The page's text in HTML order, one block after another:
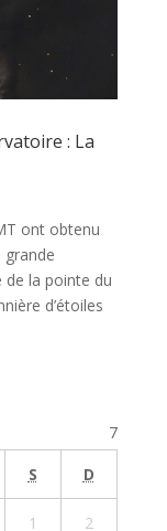
: La
ont obtenu
grande
de la pointe du
d’étoiles
7
S D
1 2